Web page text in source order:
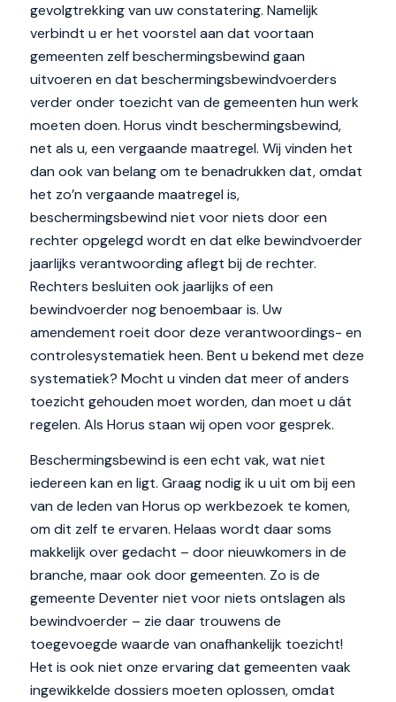
gevolgtrekking van uw constatering. Namelijk
verbindt u er het voorstel aan dat voortaan
gemeenten zelf beschermingsbewind gaan
uitvoeren en dat beschermingsbewindvoerders
verder onder toezicht van de gemeenten hun werk
moeten doen. Horus vindt beschermingsbewind,
net als u, een vergaande maatregel. Wij vinden het
dan ook van belang om te benadrukken dat, omdat
het zo’n vergaande maatregel is,
beschermingsbewind niet voor niets door een
rechter opgelegd wordt en dat elke bewindvoerder
jaarlijks verantwoording aflegt bij de rechter.
Rechters besluiten ook jaarlijks of een
bewindvoerder nog benoembaar is. Uw
amendement roeit door deze verantwoordings- en
controlesystematiek heen. Bent u bekend met deze
systematiek? Mocht u vinden dat meer of anders
toezicht gehouden moet worden, dan moet u dát
regelen. Als Horus staan wij open voor gesprek.
Beschermingsbewind is een echt vak, wat niet
iedereen kan en ligt. Graag nodig ik u uit om bij een
van de leden van Horus op werkbezoek te komen,
om dit zelf te ervaren. Helaas wordt daar soms
makkelijk over gedacht – door nieuwkomers in de
branche, maar ook door gemeenten. Zo is de
gemeente Deventer niet voor niets ontslagen als
bewindvoerder – zie daar trouwens de
toegevoegde waarde van onafhankelijk toezicht!
Het is ook niet onze ervaring dat gemeenten vaak
ingewikkelde dossiers moeten oplossen, omdat